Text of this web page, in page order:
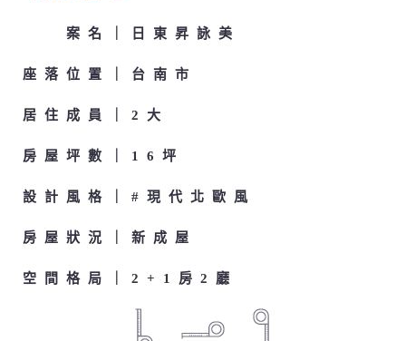
案名 日東昇詠美
座落位置 台南市
居住成員 2大
房屋坪數 16坪
設計風格 #現代北歐風
房屋狀況 新成屋
空間格局 2+1房2廳